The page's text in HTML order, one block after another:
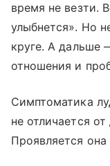
время не везти.
улыбнется». Но
круге. А дальше
отношения и
Симптоматика
не отличается
Проявляется